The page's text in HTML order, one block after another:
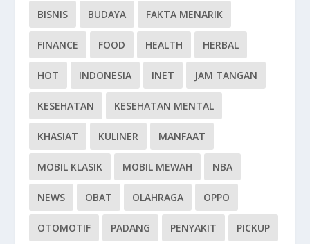
BISNIS BUDAYA FAKTA MENARIK
FINANCE FOOD HEALTH HERBAL
HOT INDONESIA INET JAM TANGAN
KESEHATAN KESEHATAN MENTAL
KHASIAT KULINER MANFAAT
MOBIL KLASIK MOBIL MEWAH NBA
NEWS OBAT OLAHRAGA OPPO
OTOMOTIF PADANG PENYAKIT PICKUP